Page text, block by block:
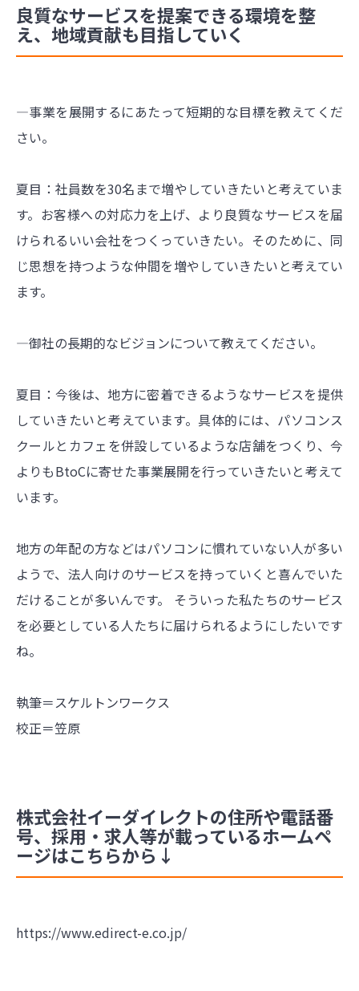
良質なサービスを提案できる環境を整
え、地域貢献も目指していく
―事業を展開するにあたって短期的な目標を教えてくだ
さい。
夏目：社員数を30名まで増やしていきたいと考えていま
す。お客様への対応力を上げ、より良質なサービスを届
けられるいい会社をつくっていきたい。そのために、同
じ思想を持つような仲間を増やしていきたいと考えてい
ます。
―御社の長期的なビジョンについて教えてください。
夏目：今後は、地方に密着できるようなサービスを提供
していきたいと考えています。具体的には、パソコンス
クールとカフェを併設しているような店舗をつくり、今
よりもBtoCに寄せた事業展開を行っていきたいと考えて
います。
地方の年配の方などはパソコンに慣れていない人が多い
ようで、法人向けのサービスを持っていくと喜んでいた
だけることが多いんです。 そういった私たちのサービス
を必要としている人たちに届けられるようにしたいです
ね。
執筆＝スケルトンワークス
校正＝笠原
株式会社イーダイレクトの住所や電話番
号、採用・求人等が載っているホームペ
ージはこちらから↓
https://www.edirect-e.co.jp/